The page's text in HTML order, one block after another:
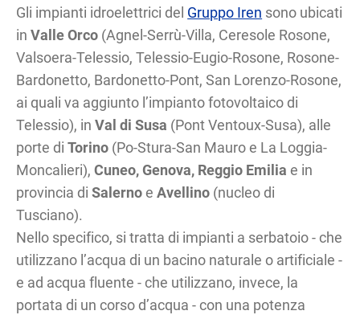
Gli impianti idroelettrici del Gruppo Iren sono ubicati
inValle Orco (Agnel-Serrù-Villa, Ceresole Rosone,
Valsoera-Telessio, Telessio-Eugio-Rosone, Rosone-
Bardonetto, Bardonetto-Pont, San Lorenzo-Rosone,
ai quali va aggiunto l’impianto fotovoltaico di
Telessio), inVal di Susa (Pont Ventoux-Susa), alle
porte diTorino (Po-Stura-San Mauro e La Loggia-
Moncalieri),Cuneo, Genova, Reggio Emilia e in
provincia diSalernoeAvellino (nucleo di
Tusciano).
Nello specifico, si tratta di impianti a serbatoio - che
utilizzano l’acqua di un bacino naturale o artificiale -
e ad acqua fluente - che utilizzano, invece, la
portata di un corso d’acqua - con una potenza